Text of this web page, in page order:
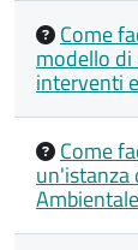
Come
modello di
interventi
Come
un'istanza